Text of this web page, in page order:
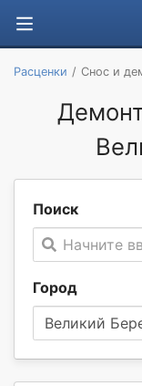
Расценки Снос и
Поиск
Начните
Город
Великий